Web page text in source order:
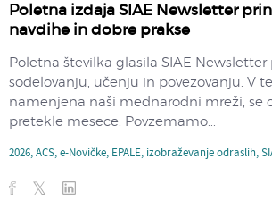
Poletna izdaja SIAE Newsletter
navdihe in dobre prakse
Poletna številka glasila SIAE
sodelovanju, učenju in povezovanju. V
namenjena naši mednarodni mreži, se
pretekle mesece. Povzemamo...
2026,ACS,e-Novičke, EPALE, izobraževanje odraslih,